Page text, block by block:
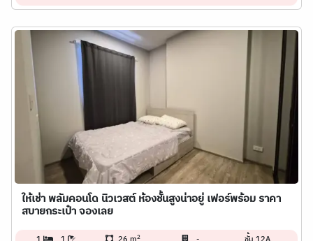
ให้เช่า พลัมคอนโด นิวเวสต์ ห้องชั้นสูงน่าอยู่ เฟอร์พร้อม ราคา
สบายกระเป๋า จองเลย
2